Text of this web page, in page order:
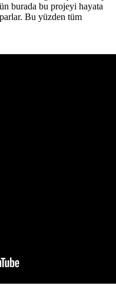
burada bu projeyi hayata
Bu yüzden tüm